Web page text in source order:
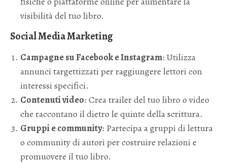
visibilità del tuo libro.
Social Media Marketing
Campagne su Facebook e Instagram: Utilizza
annunci targettizzati per raggiungere lettori con
interessi specifici.
Contenuti video: Crea trailer del tuo libro o video
che raccontano il dietro le quinte della scrittura.
Gruppi e community: Partecipa a gruppi di lettura
o community di autori per costruire relazioni e
promuovere il tuo libro.